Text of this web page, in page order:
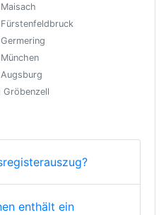
Gröbenzell
enthält ein